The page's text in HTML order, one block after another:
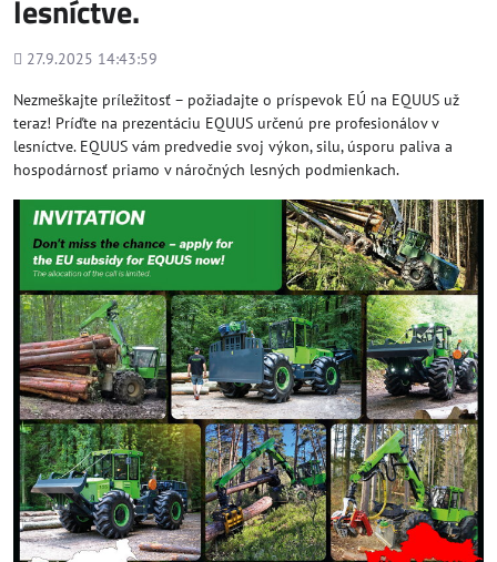
lesníctve.
Pridané
27.9.2025 14:43:59
Nezmeškajte príležitosť – požiadajte o príspevok EÚ na EQUUS už
teraz! Príďte na prezentáciu EQUUS určenú pre profesionálov v
lesníctve. EQUUS vám predvedie svoj výkon, silu, úsporu paliva a
hospodárnosť priamo v náročných lesných podmienkach.